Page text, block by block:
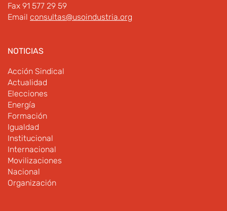
Fax 91 577 29 59
Email consultas@usoindustria.org
NOTICIAS
Acción Sindical
Actualidad
Elecciones
Energía
Formación
Igualdad
Institucional
Internacional
Movilizaciones
Nacional
Organización